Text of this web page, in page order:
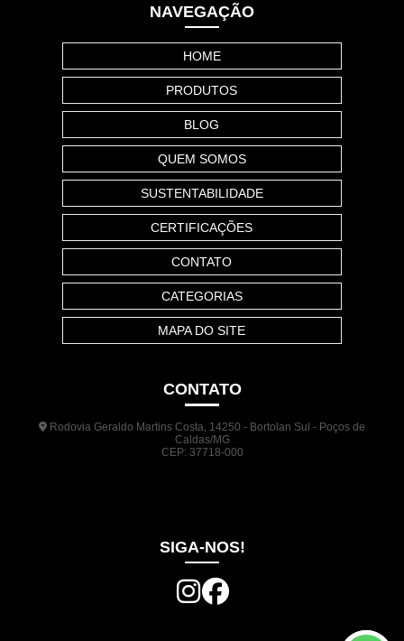
NAVEGAÇÃO
HOME
PRODUTOS
BLOG
QUEM SOMOS
SUSTENTABILIDADE
CERTIFICAÇÕES
CONTATO
CATEGORIAS
MAPA DO SITE
CONTATO
Rodovia Geraldo Martins Costa, 14250 - Bortolan Sul - Poços de
Caldas/MG
CEP: 37718-000
SIGA-NOS!